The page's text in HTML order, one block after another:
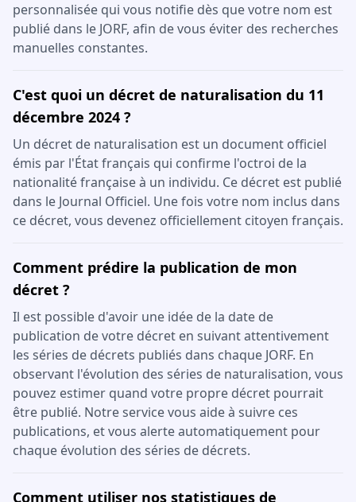
personnalisée qui vous notifie dès que votre nom est
publié dans le JORF, afin de vous éviter des recherches
manuelles constantes.
C'est quoi un décret de naturalisation du 11
décembre 2024 ?
Un décret de naturalisation est un document officiel
émis par l'État français qui confirme l'octroi de la
nationalité française à un individu. Ce décret est publié
dans le Journal Officiel. Une fois votre nom inclus dans
ce décret, vous devenez officiellement citoyen français.
Comment prédire la publication de mon
décret ?
Il est possible d'avoir une idée de la date de
publication de votre décret en suivant attentivement
les séries de décrets publiés dans chaque JORF. En
observant l'évolution des séries de naturalisation, vous
pouvez estimer quand votre propre décret pourrait
être publié. Notre service vous aide à suivre ces
publications, et vous alerte automatiquement pour
chaque évolution des séries de décrets.
Comment utiliser nos statistiques de